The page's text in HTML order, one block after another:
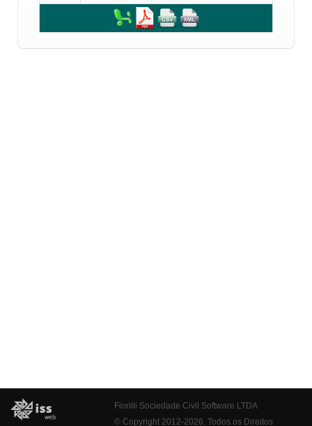
Fiorilli Sociedade Civil Software LTDA
© Copyright 2012-2026. Todos os Direitos